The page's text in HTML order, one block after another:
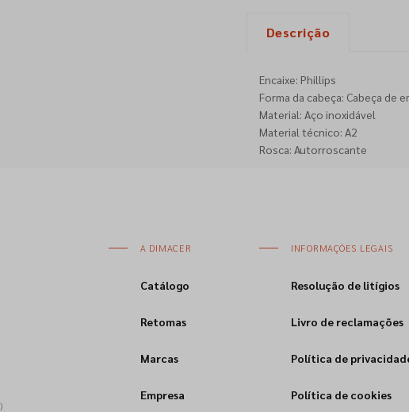
Descrição
Encaixe: Phillips
Forma da cabeça: Cabeça de
Material: Aço inoxidável
Material técnico: A2
Rosca: Autorroscante
A DIMACER
Catálogo
Retomas
Marcas
Empresa
INFORMAÇÕES LEGAIS
Resolução de litígios
Livro de reclamações
Política de
Política de cookies